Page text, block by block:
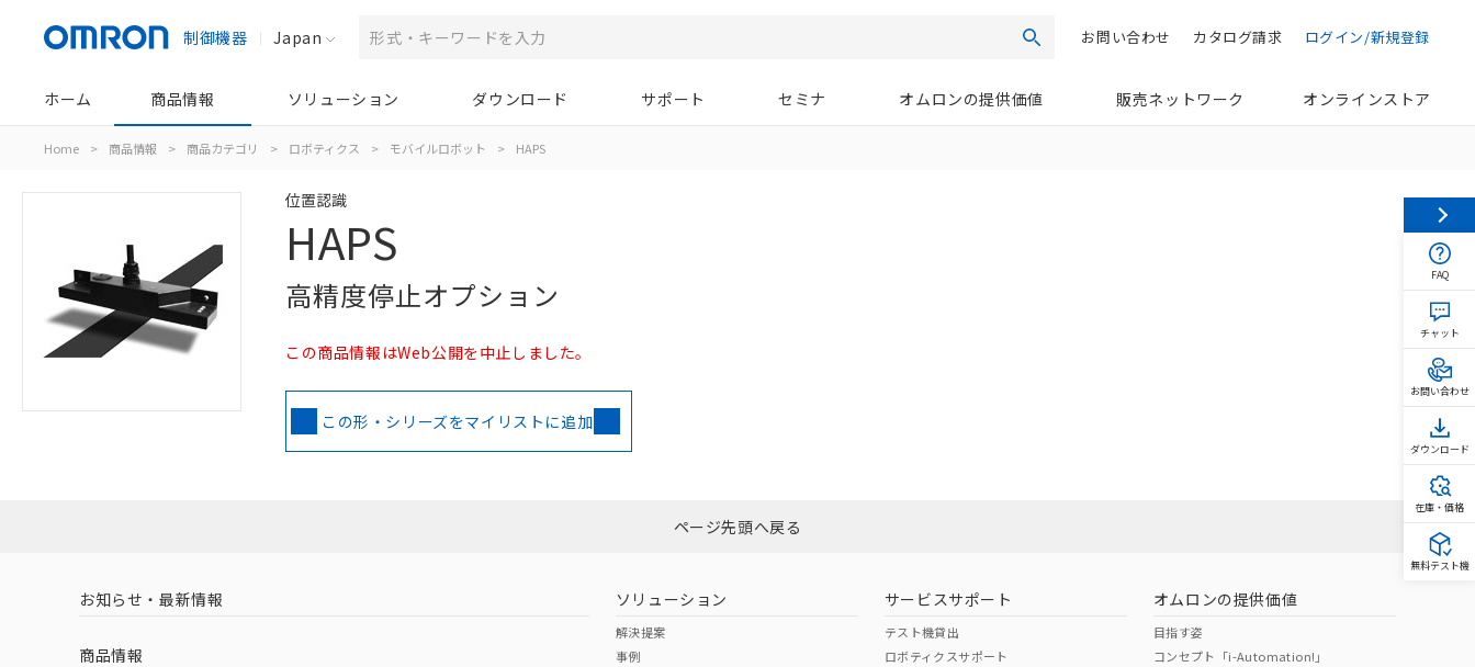
制御機器 Japan 検索 ログイン/新規登録
カタログ請求
お問い合わせ
ホーム 商品情報 ソリューション ダウンロード サポート セミナ オムロンの提供価値 販売ネットワーク オンラインストア
Home > 商品情報 > 商品カテゴリ > ロボティクス > モバイルロボット > HAPS
位置認識
HAPS
高精度停止オプション
この商品情報はWeb公開を中止しました。
この形・シリーズをマイリストに追加
ページ先頭へ戻る
お知らせ・最新情報
商品情報
ソリューション
解決提案
事例
サービスサポート
テスト機貸出
ロボティクスサポート
オムロンの提供価値
目指す姿
コンセプト「i-Automation!」
FAQ
チャット
お問い合わせ
ダウンロード
在庫・価格
無料テスト機